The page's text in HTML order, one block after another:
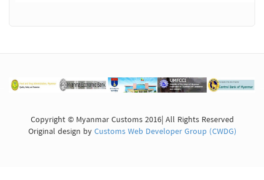
Copyright © Myanmar Customs 2016| All Rights Reserved
Original design byCustoms Web Developer Group (CWDG)